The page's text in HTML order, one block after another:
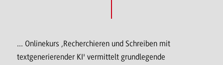
... Onlinekurs ‚Recherchieren und Schreiben mit
textgenerierender KI' vermittelt grundlegende